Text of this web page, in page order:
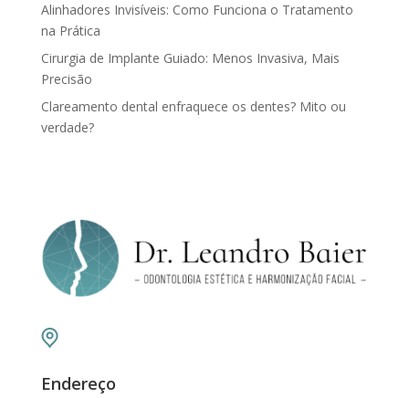
Alinhadores Invisíveis: Como Funciona o Tratamento
na Prática
Cirurgia de Implante Guiado: Menos Invasiva, Mais
Precisão
Clareamento dental enfraquece os dentes? Mito ou
verdade?
Endereço